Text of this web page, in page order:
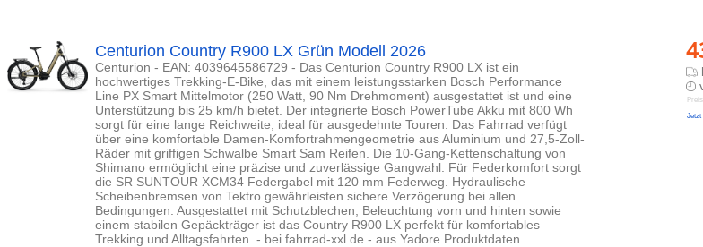
Jetzt
Centurion Country R900 LX Grün Modell 2026
Centurion - EAN: 4039645586729 - Das Centurion Country R900 LX ist ein
hochwertiges Trekking-E-Bike, das mit einem leistungsstarken Bosch Performance
Line PX Smart Mittelmotor (250 Watt, 90 Nm Drehmoment) ausgestattet ist und eine
Unterstützung bis 25 km/h bietet. Der integrierte Bosch PowerTube Akku mit 800 Wh
sorgt für eine lange Reichweite, ideal für ausgedehnte Touren. Das Fahrrad verfügt
über eine komfortable Damen-Komfortrahmengeometrie aus Aluminium und 27,5-Zoll-
Räder mit griffigen Schwalbe Smart Sam Reifen. Die 10-Gang-Kettenschaltung von
Shimano ermöglicht eine präzise und zuverlässige Gangwahl. Für Federkomfort sorgt
die SR SUNTOUR XCM34 Federgabel mit 120 mm Federweg. Hydraulische
Scheibenbremsen von Tektro gewährleisten sichere Verzögerung bei allen
Bedingungen. Ausgestattet mit Schutzblechen, Beleuchtung vorn und hinten sowie
einem stabilen Gepäckträger ist das Country R900 LX perfekt für komfortables
Trekking und Alltagsfahrten. - bei fahrrad-xxl.de - aus Yadore Produktdaten